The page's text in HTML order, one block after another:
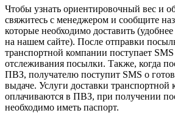
Чтобы узнать ориентировочный вес и
свяжитесь с менеджером и сообщите
которые необходимо доставить
на нашем сайте). После отправки
транспортной компании поступает
отслеживания посылки. Также, когда
ПВЗ, получателю поступит SMS о
выдаче. Услуги доставки транспортной
оплачиваются в ПВЗ, при получении
необходимо иметь паспорт.